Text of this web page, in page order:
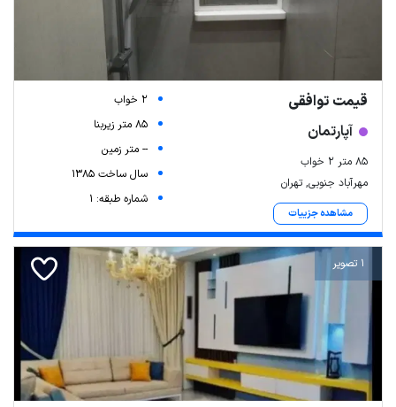
قیمت توافقی
آپارتمان
۸۵ متر ۲ خواب
مهرآباد جنوبی, تهران
مشاهده جزییات
2 خواب
85 متر زیربنا
-- متر زمین
سال ساخت 1385
شماره طبقه: 1
1 تصویر